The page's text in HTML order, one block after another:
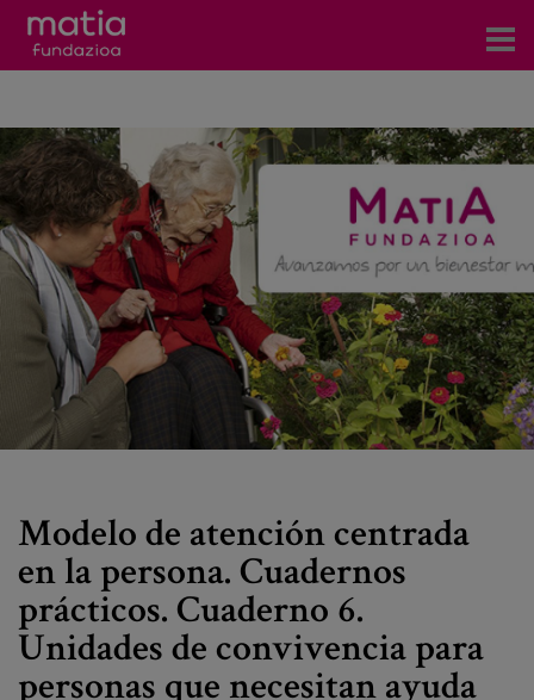
Servicios
Eventos
Contacto
Noticias
Prensa
Canal de denuncias
es
eu
Modelo de atención centrada
en la persona. Cuadernos
prácticos. Cuaderno 6.
Unidades de convivencia para
personas que necesitan ayuda